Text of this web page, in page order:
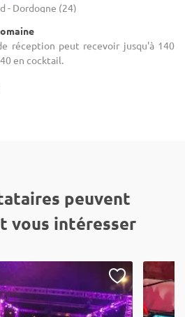
- Dordogne (24)
réception peut recevoir jusqu'à 140
en cocktail.
peuvent
vous intéresser